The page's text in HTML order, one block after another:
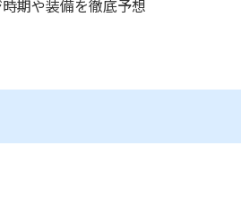
期や装備を徹底予想